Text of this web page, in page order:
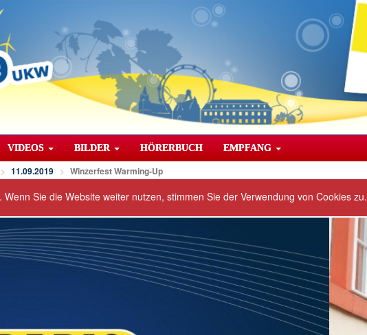
VIDEOS BILDER HÖRERBUCH EMPFANG
11.09.2019 Winzerfest Warming-Up
Sie die Website weiter nutzen, stimmen Sie der Verwendung von Cookies zu.